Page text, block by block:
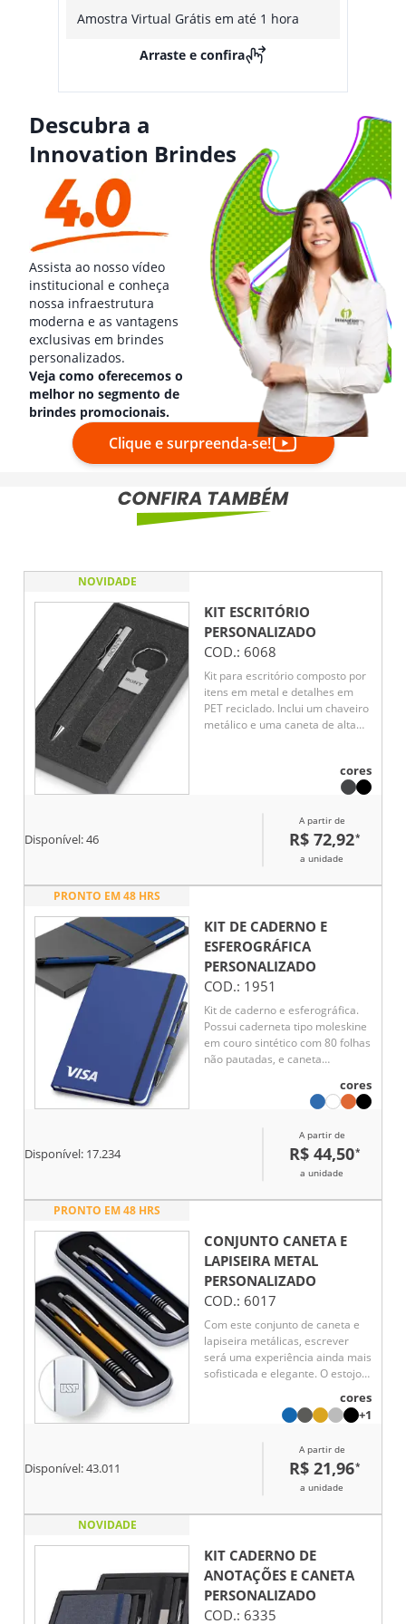
Amostra Virtual Grátis em até 1 hora
Arraste e confira
Descubra a
Innovation Brindes
Assista ao nosso vídeo
institucional e conheça
nossa infraestrutura
moderna e as vantagens
exclusivas em brindes
personalizados.
Veja como oferecemos o
melhor no segmento de
brindes promocionais.
Clique e surpreenda-se!
NOVIDADE
KIT ESCRITÓRIO
PERSONALIZADO
COD.: 6068
Kit para escritório composto por
itens em metal e detalhes em
PET reciclado. Inclui um chaveiro
metálico e uma caneta de alta
sustentável. Design moderno e
durável, combinando praticidade
cores
Disponível:46
A partir de
R$ 72,92*
a unidade
PRONTO EM 48 HRS
KIT DE CADERNO E
ESFEROGRÁFICA
PERSONALIZADO
COD.: 1951
Kit de caderno e esferográfica.
Possui caderneta tipo moleskine
em couro sintético com 80 folhas
não pautadas, e caneta
escrita na cor azul. Fornecido
com caixa presente em PP.
Caderno: 140 x 210 mm.
cores
Disponível: 17.234
A partir de
R$ 44,50*
a unidade
PRONTO EM 48 HRS
CONJUNTO CANETA E
LAPISEIRA METAL
PERSONALIZADO
COD.: 6017
Com este conjunto de caneta e
lapiseira metálicas, escrever
será uma experiência ainda mais
sofisticada e elegante. O estojo
possui revestimento em espuma
para evitar riscos. A caneta
de 1.0mm, com acionamento por
clique, já a lapiseira possui
cores
+1
Disponível:43.011
A partir de
R$ 21,96*
a unidade
NOVIDADE
KIT CADERNO DE
ANOTAÇÕES E CANETA
PERSONALIZADO
COD.: 6335